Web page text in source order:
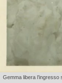
Gemma libera